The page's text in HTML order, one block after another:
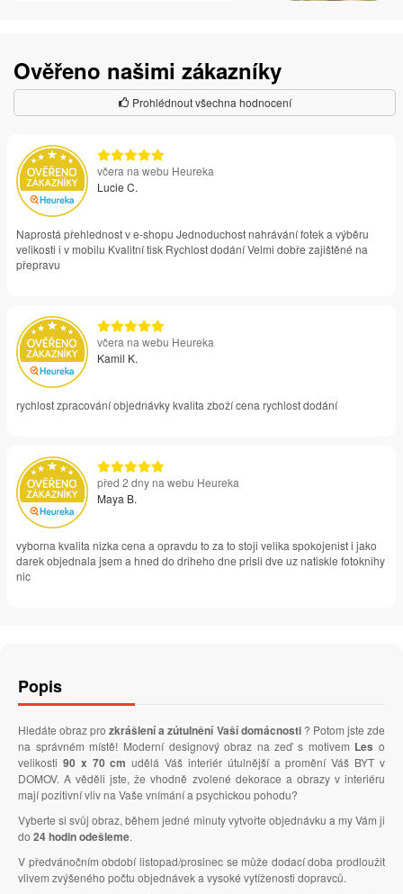
Ověřeno našimi zákazníky
Prohlédnout všechna hodnocení
včera na webu Heureka
Lucie C.
Naprostá přehlednost v e-shopu Jednoduchost nahrávání fotek a výběru
velikosti i v mobilu Kvalitní tisk Rychlost dodání Velmi dobře zajištěné na
přepravu
včera na webu Heureka
Kamil K.
rychlost zpracování objednávky kvalita zboží cena rychlost dodání
před 2 dny na webu Heureka
Maya B.
vyborna kvalita nizka cena a opravdu to za to stoji velika spokojenist i jako
darek objednala jsem a hned do driheho dne prisli dve uz natiskle fotoknihy
nic
Popis
Hledáte obraz prozkrášlení a zútulnění Vaší domácnosti? Potom jste zde
na správném místě! Moderní designový obraz na zeď s motivem Les o
velikosti 90 x 70 cm udělá Váš interiér útulnější a promění Váš BYT v
DOMOV. A věděli jste, že vhodně zvolené dekorace a obrazy v interiéru
mají pozitivní vliv na Vaše vnímání a psychickou pohodu?
Vyberte si svůj obraz, během jedné minuty vytvořte objednávku a my Vám ji
do 24 hodin odešleme.
V předvánočním období listopad/prosinec se může dodací doba prodloužit
vlivem zvýšeného počtu objednávek a vysoké vytíženosti dopravců.